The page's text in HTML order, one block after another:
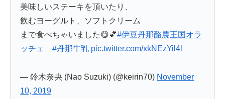
美味しいステーキを頂いたり、
飲むヨーグルト、ソフトクリーム
まで食べちゃいました😋💕#伊豆丹那酪農王国オラ
ッチェ
#丹那牛乳 pic.twitter.com/xkNEzYil4l
— 鈴木奈央 (Nao Suzuki) (@keirin70) November
10, 2019